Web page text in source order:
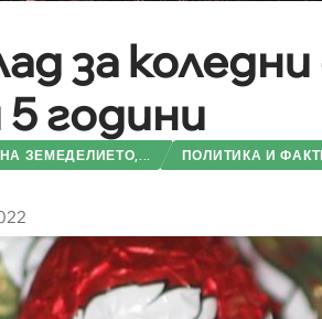
за
години
ЗЕМЕДЕЛИЕТО,... ПОЛИТИКА И